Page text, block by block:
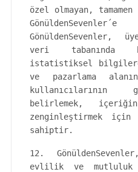
özel olmayan,
GönüldenSevenler,
veri tabanında
istatistiksel bilgilere
ve pazarlama
belirlemek,
zenginleştirmek için
sahiptir.
12.
evlilik ve